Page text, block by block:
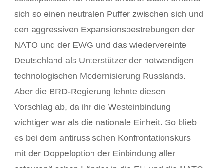
sich so einen neutralen Puffer zwischen sich und
den aggressiven Expansionsbestrebungen der
NATO und der EWG und das wiedervereinte
Deutschland als Unterstützer der notwendigen
technologischen Modernisierung Russlands.
Aber die BRD-Regierung lehnte diesen
Vorschlag ab, da ihr die Westeinbindung
wichtiger war als die nationale Einheit. So blieb
es bei dem antirussischen Konfrontationskurs
mit der Doppeloption der Einbindung aller